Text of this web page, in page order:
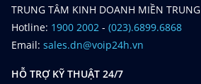
TRUNG TÂM KINH DOANH MIỀN TRUNG
Hotline: 1900 2002 - (023).6899.6868
Email: sales.dn@voip24h.vn
HỖ TRỢ KỸ THUẬT 24/7